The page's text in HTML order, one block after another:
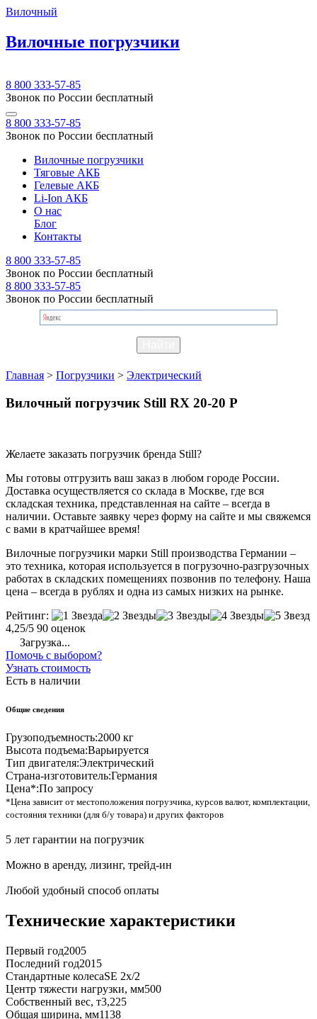
Вилочный
Вилочные погрузчики
8 800 333-57-85
Звонок по России бесплатный
8 800 333-57-85
Звонок по России бесплатный
Вилочные погрузчики
Тяговые АКБ
Гелевые АКБ
Li-Ion АКБ
О нас
Блог
Контакты
8 800 333-57-85
Звонок по России бесплатный
8 800 333-57-85
Звонок по России бесплатный
Главная > Погрузчики > Электрический
Вилочный погрузчик Still RX 20-20 P
Желаете заказать погрузчик бренда Still?
Мы готовы отгрузить ваш заказ в любом городе России.
Доставка осуществляется со склада в Москве, где вся
складская техника, представленная на сайте – всегда в
наличии. Оставьте заявку через форму на сайте и мы свяжемся
с вами в кратчайшее время!
Вилочные погрузчики марки Still производства Германии –
это техника, которая используется в погрузочно-разгрузочных
работах в складских помещениях позвонив по телефону. Наша
цена – всегда в рублях и одна из самых низких на рынке.
Рейтинг:
4,25/5 90 оценок
Загрузка...
Помочь с выбором?
Узнать стоимость
Есть в наличии
Общие сведения
Грузоподъемность:2000 кг
Высота подъема:Варьируется
Тип двигателя:Электрический
Страна-изготовитель:Германия
Цена*:По запросу
*Цена зависит от местоположения погрузчика, курсов валют, комплектации,
состояния техники (для б/у товара) и других факторов
5 лет гарантии на погрузчик
Можно в аренду, лизинг, трейд-ин
Любой удобный способ оплаты
Технические характеристики
Первый год2005
Последний год2015
Стандартные колесаSE 2x/2
Центр тяжести нагрузки, мм500
Собственный вес, т3,225
Общая ширина, мм1138